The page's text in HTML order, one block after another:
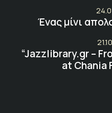
Ένας μίνι
“Jazzlibrary.gr –
at Chania